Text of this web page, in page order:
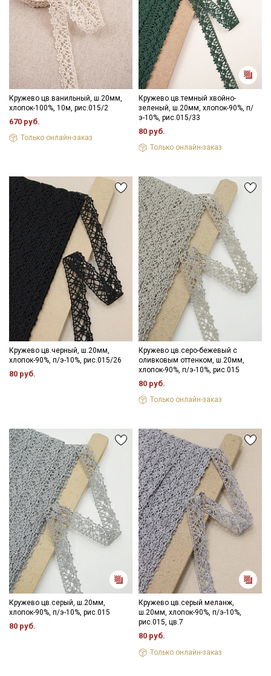
Кружево цв.ванильный, ш.20мм,
хлопок-100%, 10м, рис.015/2
670 руб.
Только онлайн-заказ
Кружево цв.темный хвойно-
зеленый, ш.20мм, хлопок-90%, п/
э-10%, рис.015/33
80 руб.
Только онлайн-заказ
Кружево цв.черный, ш.20мм,
хлопок-90%, п/э-10%, рис.015/26
80 руб.
Кружево цв.серо-бежевый с
оливковым оттенком, ш.20мм,
хлопок-90%, п/э-10%, рис.015
80 руб.
Только онлайн-заказ
Кружево цв.серый, ш.20мм,
хлопок-90%, п/э-10%, рис.015
80 руб.
Кружево цв.серый меланж,
ш.20мм, хлопок-90%, п/э-10%,
рис.015, цв.7
80 руб.
Только онлайн-заказ
Секретная рассылка от Купава
Мы публикуем здесь дополнительные
промокоды и скидки до 30% на узкие
категории тканей
Электронная почта
Подписаться
Ознакомлен(а) сПолитикой обработки персональных
данных и даю
Согласие на обработку персональных
данных
ДаюСогласие на получение рекламных и
информационных рассылок